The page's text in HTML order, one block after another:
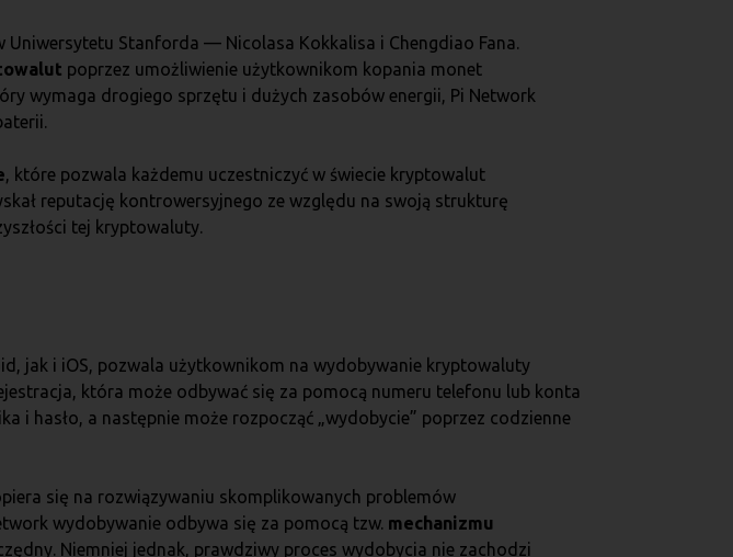
Stanforda — Nicolasa Kokkalisa i Chengdiao Fana.
poprzez umożliwienie użytkownikom kopania monet
wymaga drogiego sprzętu i dużych zasobów energii, Pi Network
, które pozwala każdemu uczestniczyć w świecie kryptowalut
reputację kontrowersyjnego ze względu na swoją strukturę
tej kryptowaluty.
jak i iOS, pozwala użytkownikom na wydobywanie kryptowaluty
która może odbywać się za pomocą numeru telefonu lub konta
i hasło, a następnie może rozpocząć „wydobycie” poprzez codzienne
się na rozwiązywaniu skomplikowanych problemów
wydobywanie odbywa się za pomocą tzw. mechanizmu
Niemniej jednak, prawdziwy proces wydobycia nie zachodzi